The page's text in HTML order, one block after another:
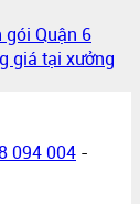
Quận 6
giá tại xưởng
094 004 -